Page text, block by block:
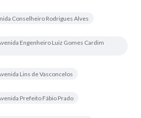
Conselheiro Rodrigues Alves
Engenheiro Luiz Gomes Cardim
Lins de Vasconcelos
Prefeito Fábio Prado